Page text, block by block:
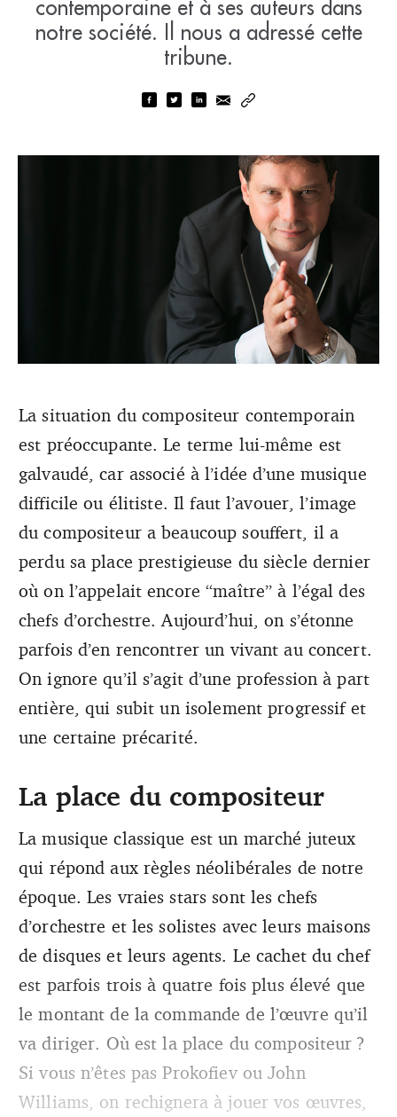
contemporaine et à ses auteurs dans
notre société. Il nous a adressé cette
tribune.
«<em>L’image du compositeur a beaucoup souffert, il a
perdu sa place prestigieuse du siècle dernier où on
l’appelait encore “maître” à l’égal des chefs d’orchestre.
</em> (Ruslan Makushkin)
La situation du compositeur contemporain
est préoccupante. Le terme lui-même est
galvaudé, car associé à l’idée d’une musique
difficile ou élitiste. Il faut l’avouer, l’image
du compositeur a beaucoup souffert, il a
perdu sa place prestigieuse du siècle dernier
où on l’appelait encore “maître” à l’égal des
chefs d’orchestre. Aujourd’hui, on s’étonne
parfois d’en rencontrer un vivant au concert.
On ignore qu’il s’agit d’une profession à part
entière, qui subit un isolement progressif et
une certaine précarité.
La place du compositeur
La musique classique est un marché juteux
qui répond aux règles néolibérales de notre
époque. Les vraies stars sont les chefs
d’orchestre et les solistes avec leurs maisons
de disques et leurs agents. Le cachet du chef
est parfois trois à quatre fois plus élevé que
le montant de la commande de l’œuvre qu’il
va diriger. Où est la place du compositeur ?
Si vous n’êtes pas Prokofiev ou John
Williams, on rechignera à jouer vos œuvres,